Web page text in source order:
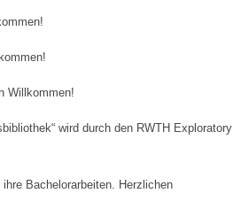
Willkommen!
wird durch den RWTH Exploratory
Bachelorarbeiten. Herzlichen